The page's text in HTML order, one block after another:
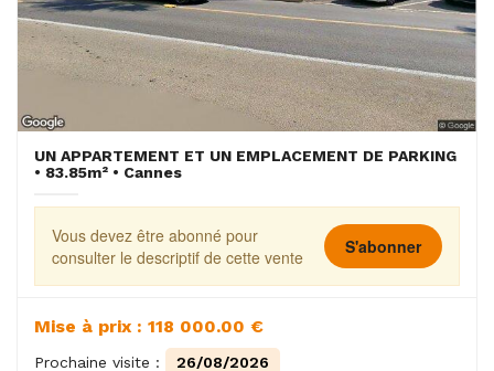
UN APPARTEMENT ET UN EMPLACEMENT DE PARKING
• 83.85m² • Cannes
Vous devez être abonné pour
consulter le descriptif de cette vente
S'abonner
Mise à prix : 118 000.00 €
Prochaine visite :
26/08/2026